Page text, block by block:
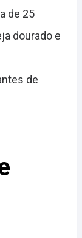
de 25
dourado e
de